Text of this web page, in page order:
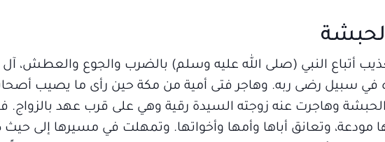
أتباع النبي (صلى الله عليه وسلم) بالضرب والجوع والعطش، آل
في سبيل رضى ربه. وهاجر فتى أمية من مكة حين رأى ما يصيب أصحابه
وهاجرت عنه زوجته السيدة رقية وهي على قرب عهد
وتعانق أباها وأمها وأخواتها. وتمهلت في مسيرها إلى حيث